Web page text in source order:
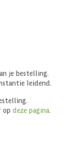
je bestelling.
leidend.
op deze pagina.